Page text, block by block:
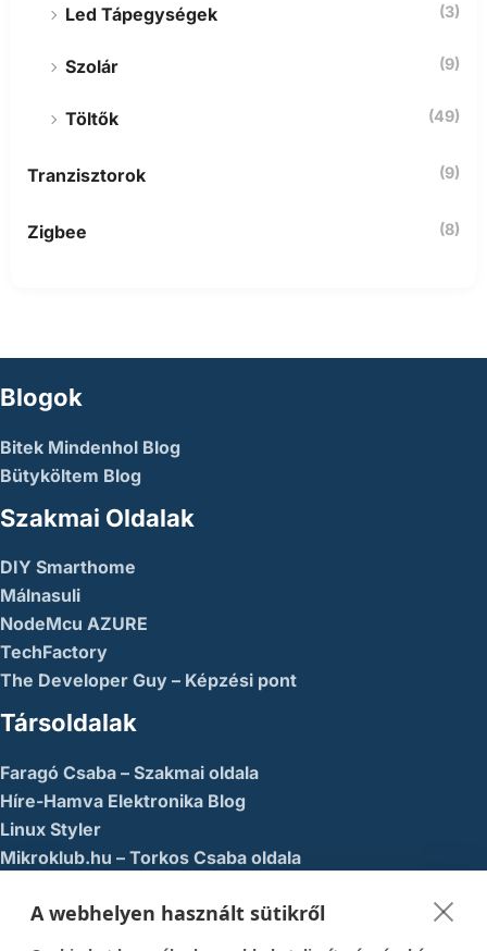
Led Tápegységek (3)
Szolár (9)
Töltők (49)
Tranzisztorok (9)
Zigbee (8)
Blogok
Bitek Mindenhol Blog
Bütyköltem Blog
Szakmai Oldalak
DIY Smarthome
Málnasuli
NodeMcu AZURE
TechFactory
The Developer Guy – Képzési pont
Társoldalak
Faragó Csaba – Szakmai oldala
Híre-Hamva Elektronika Blog
Linux Styler
Mikroklub.hu – Torkos Csaba oldala
Közösségi Média
A webhelyen használt sütikről